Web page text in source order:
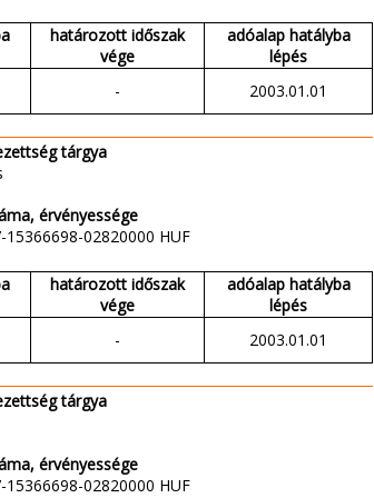
határozott időszak
vége
adóalap hatályba
lépés
- 2003.01.01
tárgya
érvényessége
15366698-02820000 HUF
határozott időszak
vége
adóalap hatályba
lépés
- 2003.01.01
tárgya
érvényessége
15366698-02820000 HUF